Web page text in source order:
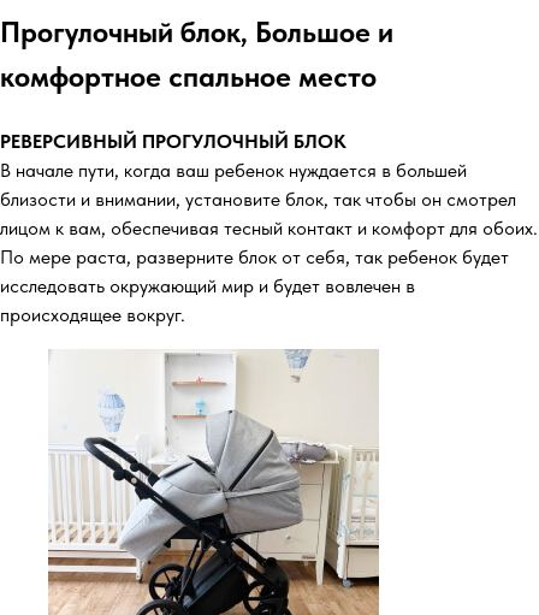
Прогулочный блок, Большое и
комфортное спальное место
РЕВЕРСИВНЫЙ ПРОГУЛОЧНЫЙ БЛОК
В начале пути, когда ваш ребенок нуждается в большей
близости и внимании, установите блок, так чтобы он смотрел
лицом к вам, обеспечивая тесный контакт и комфорт для обоих.
По мере раста, разверните блок от себя, так ребенок будет
исследовать окружающий мир и будет вовлечен в
происходящее вокруг.